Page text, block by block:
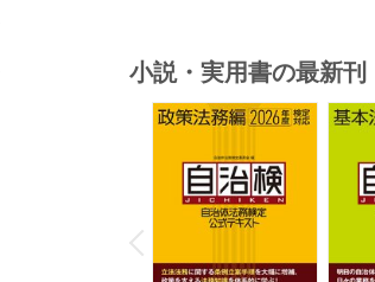
小説・実用書の最新刊
P
r
e
i
o
u
s